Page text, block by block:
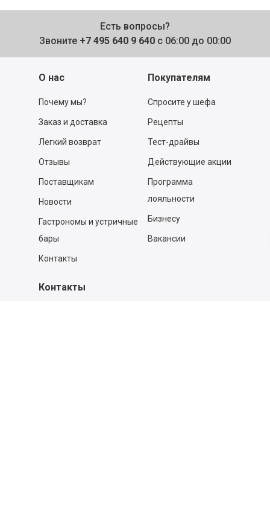
Есть вопросы?
Звоните +7 495 640 9 640 с 06:00 до 00:00
О нас
Почему мы?
Заказ и доставка
Легкий возврат
Отзывы
Поставщикам
Новости
Гастрономы и устричные
бары
Контакты
Покупателям
Спросите у шефа
Рецепты
Тест-драйвы
Действующие акции
Программа
лояльности
Бизнесу
Вакансии
Контакты